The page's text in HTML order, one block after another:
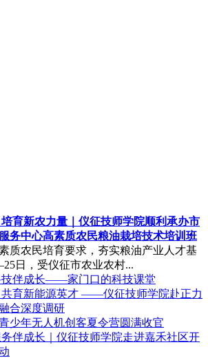
育新农力量｜仪征技师学院顺利承办市
务中心高素质农民粮油栽培技术培训班
质农民培育要求，夯实粮油产业人才基
日，受仪征市农业农村...
技伴成长——家门口的科技课堂
共育新能源英才 ——仪征技师学院赴正力
合深度调研
少年无人机创客夏令营圆满收官
伴成长｜仪征技师学院走进嘉禾社区开